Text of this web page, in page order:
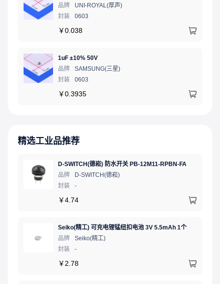
品牌
UNI-ROYAL(厚声)
封装
0603
￥0.038
1uF ±10% 50V
品牌
SAMSUNG(三星)
封装
0603
￥0.3935
精选工业品推荐
D-SWITCH(德崧) 防水开关 PB-12M11-RPBN-FA
品牌
D-SWITCH(德崧)
封装
-
￥4.74
Seiko(精工) 可充电锂锰纽扣电池 3V 5.5mAh 1个
品牌
Seiko(精工)
封装
-
￥ 2.78